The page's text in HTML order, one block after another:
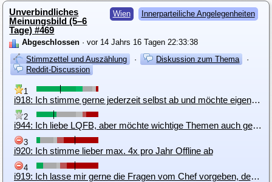
Wien Innerparteiliche Angelegenheiten
Unverbindliches
Meinungsbild (5–6
Tage) #469
Abgeschlossen · vor 14 Jahrs 16 Tagen 22:33:38
Stimmzettel und Auszählung
· Diskussion zum Thema
·
Reddit-Discussion
1
i918: Ich stimme gerne jederzeit selbst ab und möchte eigene Anträge einbringen, deshalb LQFB
2
i944: Ich liebe LQFB, aber möchte wichtige Themen auch gemeinsam Abstimmen können
3
i920: Ich stimme lieber max. 4x pro Jahr Offline ab
4
i919: Ich lasse mir gerne die Fragen vom Chef vorgeben, deshalb LimeSurvey oder per Mail